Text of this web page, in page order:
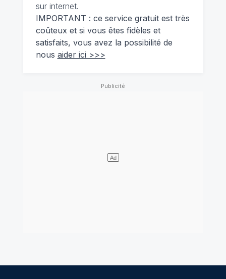
sur internet.
IMPORTANT : ce service gratuit est très
coûteux et si vous êtes fidèles et
satisfaits, vous avez la possibilité de
nous aider ici >>>